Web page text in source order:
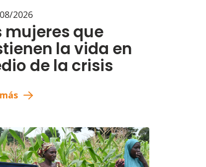
2026
mujeres que
la vida en
de la crisis